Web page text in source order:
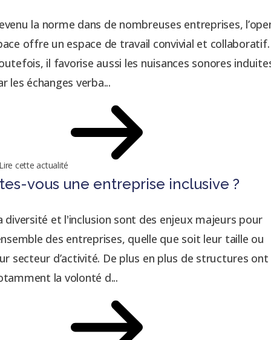
la norme dans de nombreuses entreprises,
offre un espace de travail convivial et collaboratif.
il favorise aussi les nuisances sonores
les échanges verba...
cette actualité
vous une entreprise inclusive ?
diversité et l'inclusion sont des enjeux majeurs pour
des entreprises, quelle que soit leur taille ou
secteur d’activité. De plus en plus de structures ont
la volonté d...